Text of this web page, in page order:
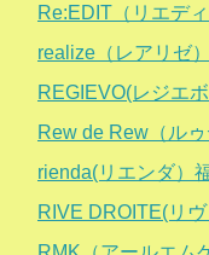
Re:EDIT（リエデ
realize（レアリゼ
REGIEVO(レジエ
Rew de Rew（ル
rienda(リエンダ）
RIVE DROITE(リ